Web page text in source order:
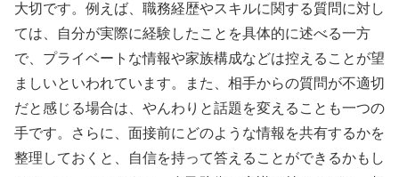
大切です。例えば、職務経歴やスキルに関する質問に対し
ては、自分が実際に経験したことを具体的に述べる一方
で、プライベートな情報や家族構成などは控えることが望
ましいといわれています。また、相手からの質問が不適切
だと感じる場合は、やんわりと話題を変えることも一つの
手です。さらに、面接前にどのような情報を共有するかを
整理しておくと、自信を持って答えることができるかもし